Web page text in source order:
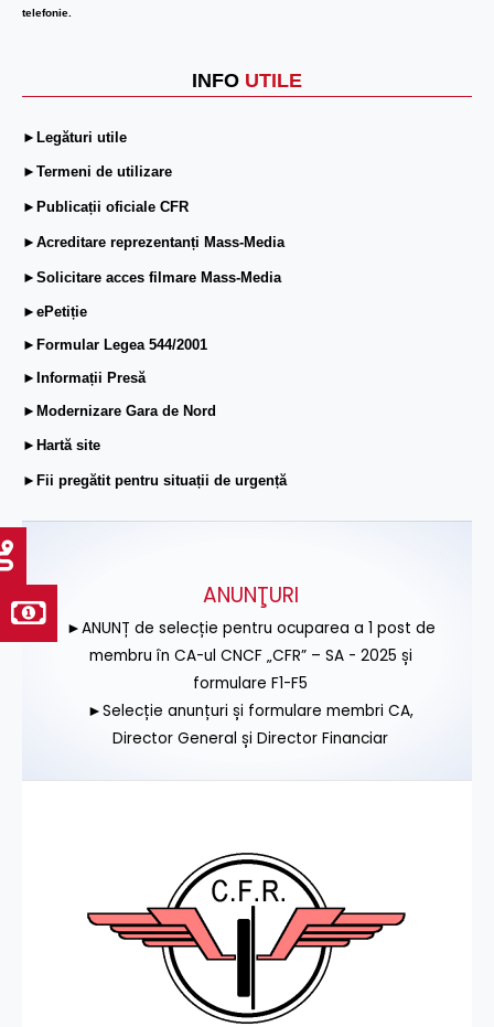
telefonie.
INFO UTILE
►Legături utile
►Termeni de utilizare
►Publicații oficiale CFR
►Acreditare reprezentanți Mass-Media
►Solicitare acces filmare Mass-Media
►ePetiție
►Formular Legea 544/2001
►Informații Presă
►Modernizare Gara de Nord
►Hartă site
►Fii pregătit pentru situații de urgență
ANUNŢURI
►ANUNȚ de selecție pentru ocuparea a 1 post de
membru în CA-ul CNCF „CFR” – SA - 2025 și
formulare F1-F5
►Selecție anunțuri și formulare membri CA,
Director General și Director Financiar